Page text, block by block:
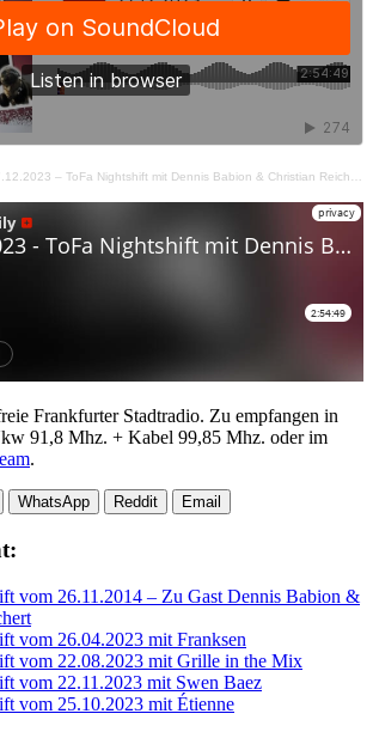
– ToFa Nightshift mit Dennis Babion & Christian Reichert
Frankfurter Stadtradio. Zu empfangen in
91,8 Mhz. + Kabel 99,85 Mhz. oder im
.
WhatsApp Reddit Email
vom 26.11.2014 – Zu Gast Dennis Babion &
vom 26.04.2023 mit Franksen
vom 22.08.2023 mit Grille in the Mix
vom 22.11.2023 mit Swen Baez
vom 25.10.2023 mit Étienne